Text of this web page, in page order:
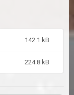
142.1 kB
224.8 kB